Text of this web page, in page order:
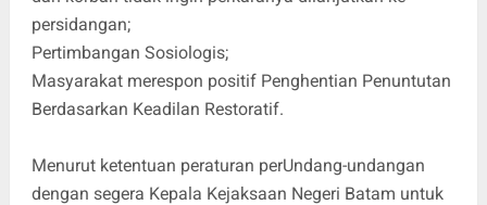
persidangan;
Pertimbangan Sosiologis;
Masyarakat merespon positif Penghentian Penuntutan
Berdasarkan Keadilan Restoratif.
Menurut ketentuan peraturan perUndang-undangan
dengan segera Kepala Kejaksaan Negeri Batam untuk